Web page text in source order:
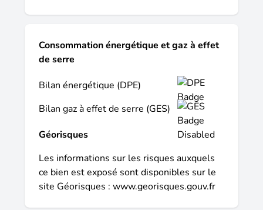
Consommation énergétique et gaz à effet
de serre
Bilan énergétique (DPE)
Bilan gaz à effet de serre (GES)
Géorisques
Les informations sur les risques auxquels
ce bien est exposé sont disponibles sur le
site Géorisques : www.georisques.gouv.fr